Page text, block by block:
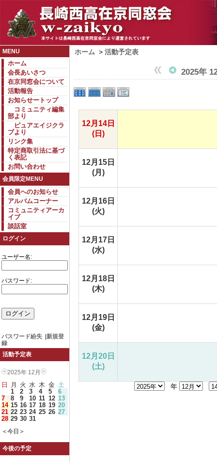
MENU
ホーム
会長あいさつ
在京同窓会について
活動報告
お知らせートップ
コミュニティ編集
部より
ピュアエイジクラ
ブより
リンク集
特定商取引法に基づ
く表記
お問い合わせ
会員限定MENU
会員へのお知らせ
アルバムコーナー
コミュニティアーカ
イブ
談話室
ログイン
ユーザー名:
パスワード:
パスワード紛失
新規登
録
活動予定表
2025年 12月
日 月 火 水 木 金 土
1
2 3 4 5
6
7
8 9 10 11 12 13
14 15 16 17 18 19 20
21 22 23 24 25 26 27
28 29 30 31
＜今日＞
今後の予定
ホーム > 活動予定表
2025年
12月14日
(日)
12月15日
(月)
12月16日
(火)
12月17日
(水)
12月18日
(木)
12月19日
(金)
12月20日
(土)
年